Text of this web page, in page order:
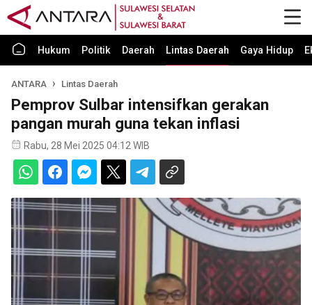
Hukum Politik Daerah Lintas Daerah Gaya Hidup
ANTARA Lintas Daerah
Pemprov Sulbar intensifkan gerakan
pangan murah guna tekan inflasi
Rabu, 28 Mei 2025 04:12 WIB